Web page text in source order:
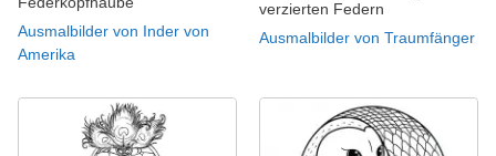
Ausmalbilder von Inder von
Amerika
verzierten Federn
Ausmalbilder von Traumfänger